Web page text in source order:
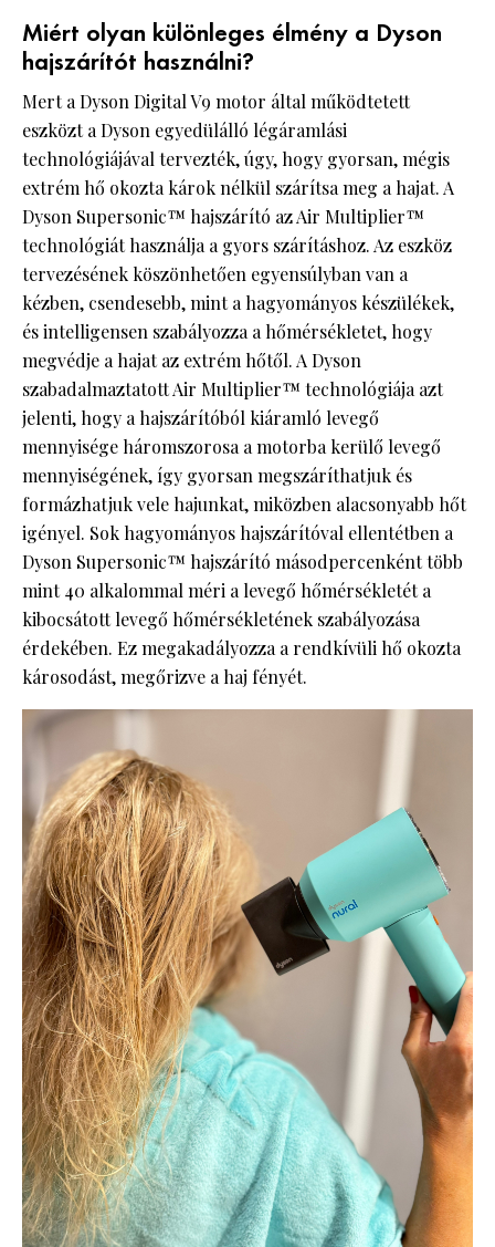
Miért olyan különleges élmény a Dyson
hajszárítót használni?
Mert a Dyson Digital V9 motor által működtetett
eszközt a Dyson egyedülálló légáramlási
technológiájával tervezték, úgy, hogy gyorsan, mégis
extrém hő okozta károk nélkül szárítsa meg a hajat. A
Dyson Supersonic™ hajszárító az Air Multiplier™
technológiát használja a gyors szárításhoz. Az eszköz
tervezésének köszönhetően egyensúlyban van a
kézben, csendesebb, mint a hagyományos készülékek,
és intelligensen szabályozza a hőmérsékletet, hogy
megvédje a hajat az extrém hőtől. A Dyson
szabadalmaztatott Air Multiplier™ technológiája azt
jelenti, hogy a hajszárítóból kiáramló levegő
mennyisége háromszorosa a motorba kerülő levegő
mennyiségének, így gyorsan megszáríthatjuk és
formázhatjuk vele hajunkat, miközben alacsonyabb hőt
igényel. Sok hagyományos hajszárítóval ellentétben a
Dyson Supersonic™ hajszárító másodpercenként több
mint 40 alkalommal méri a levegő hőmérsékletét a
kibocsátott levegő hőmérsékletének szabályozása
érdekében. Ez megakadályozza a rendkívüli hő okozta
károsodást, megőrizve a haj fényét.